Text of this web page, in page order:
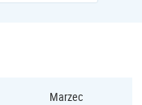
Marzec